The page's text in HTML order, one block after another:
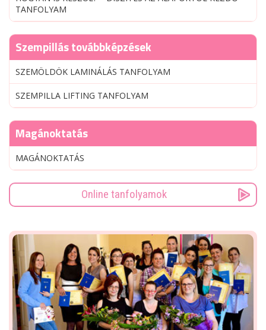
TANFOLYAM
Szempillás továbbképzések
SZEMÖLDÖK LAMINÁLÁS TANFOLYAM
SZEMPILLA LIFTING TANFOLYAM
Magánoktatás
MAGÁNOKTATÁS
Online tanfolyamok